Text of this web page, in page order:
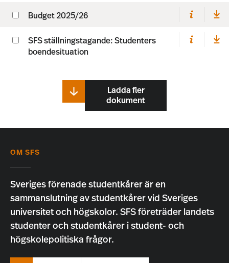
Budget 2025/26
SFS ställningstagande: Studenters
boendesituation
Ladda fler
dokument
OM SFS
Sveriges förenade studentkårer är en
sammanslutning av studentkårer vid Sveriges
universitet och högskolor. SFS företräder landets
studenter och studentkårer i student- och
högskolepolitiska frågor.